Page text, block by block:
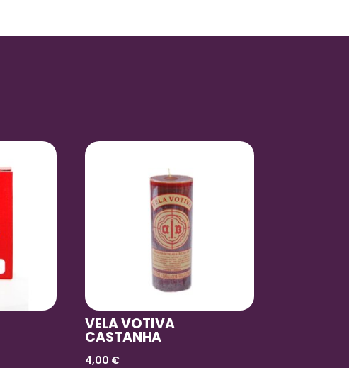
VELA VOTIVA
CASTANHA
4,00 €